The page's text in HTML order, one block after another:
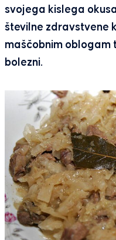
svojega kislega
številne zdravstvene
maščobnim oblogam
bolezni.